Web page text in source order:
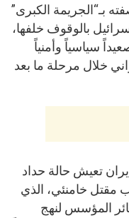
بـ“الجريمة الكبرى”
بالوقوف خلفها،
سياسياً وأمنياً
خلال مرحلة ما بعد
تعيش حالة حداد
مقتل خامنئي، الذي
المؤسس لنهج